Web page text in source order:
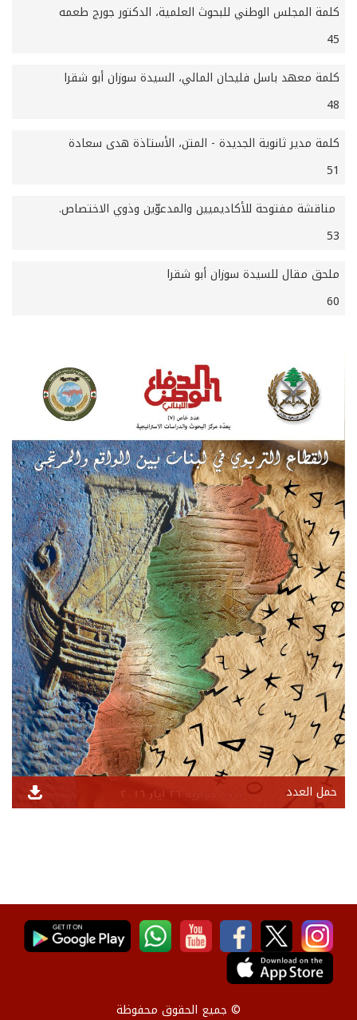
كلمة المجلس الوطني للبحوث العلمية، الدكتور جورج طعمه
45
كلمة معهد باسل فليحان المالي، السيدة سوزان أبو شقرا
48
كلمة مدير ثانوية الجديدة - المتن، الأستاذة هدى سعادة
51
مناقشة مفتوحة للأكاديميين والمدعوّين وذوي الاختصاص.
53
ملحق مقال للسيدة سوزان أبو شقرا
60
حمل العدد
© جميع الحقوق محفوظة